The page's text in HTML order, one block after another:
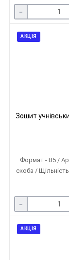
-
АКЦІЯ
Зошит
Формат - B5 /
скоба /
-
АКЦІЯ